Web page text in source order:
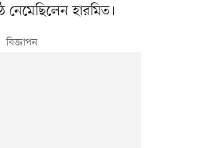
নেমেছিলেন হারমিত।